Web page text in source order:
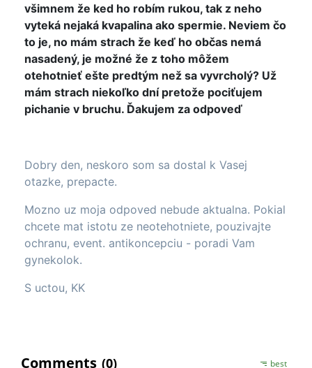
všimnem že ked ho robím rukou, tak z neho
vyteká nejaká kvapalina ako spermie. Neviem čo
to je, no mám strach že keď ho občas nemá
nasadený, je možné že z toho môžem
otehotnieť ešte predtým než sa vyvrcholý? Už
mám strach niekoľko dní pretože pociťujem
pichanie v bruchu. Ďakujem za odpoveď
Dobry den, neskoro som sa dostal k Vasej
otazke, prepacte.
Mozno uz moja odpoved nebude aktualna. Pokial
chcete mat istotu ze neotehotniete, pouzivajte
ochranu, event. antikoncepciu - poradi Vam
gynekolok.
S uctou, KK